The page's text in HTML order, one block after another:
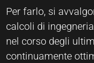
Per farlo, si
calcoli di
nel corso degli
continuamente